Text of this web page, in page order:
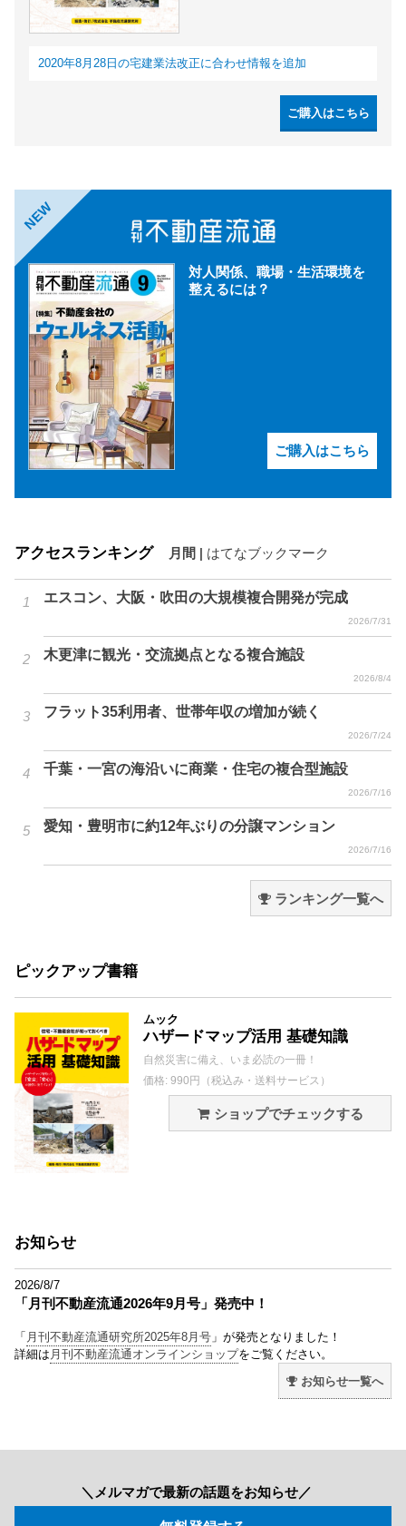
2020年8月28日の宅建業法改正に合わせ情報を追加
ご購入はこちら
NEW
対人関係、職場・生活環境を
整えるには？
ご購入はこちら
アクセスランキング 月間 | はてなブックマーク
エスコン、大阪・吹田の大規模複合開発が完成
2026/7/31
木更津に観光・交流拠点となる複合施設
2026/8/4
フラット35利用者、世帯年収の増加が続く
2026/7/24
千葉・一宮の海沿いに商業・住宅の複合型施設
2026/7/16
愛知・豊明市に約12年ぶりの分譲マンション
2026/7/16
ランキング一覧へ
ピックアップ書籍
ムック
ハザードマップ活用 基礎知識
自然災害に備え、いま必読の一冊！
価格: 990円（税込み・送料サービス）
ショップでチェックする
お知らせ
2026/8/7
「月刊不動産流通2026年9月号」発売中！
「 月刊不動産流通研究所2025年8月号 」が発売となりました！
詳細は 月刊不動産流通オンラインショップをご覧ください。
お知らせ一覧へ
＼メルマガで最新の話題をお知らせ／